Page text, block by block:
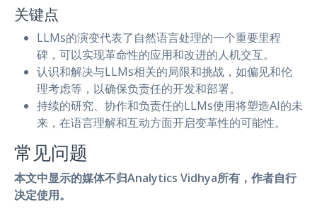
关键点
LLMs的演变代表了自然语言处理的一个重要里程
碑，可以实现革命性的应用和改进的人机交互。
认识和解决与LLMs相关的局限和挑战，如偏见和伦
理考虑等，以确保负责任的开发和部署。
持续的研究、协作和负责任的LLMs使用将塑造AI的未
来，在语言理解和互动方面开启变革性的可能性。
常见问题
本文中显示的媒体不归Analytics Vidhya所有，作者自行
决定使用。